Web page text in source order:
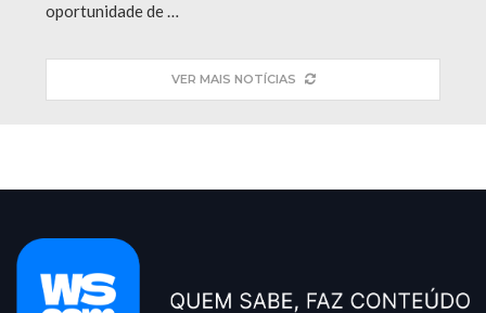
oportunidade de …
VER MAIS NOTÍCIAS